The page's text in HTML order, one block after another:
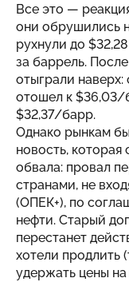
Все это —
они обрушились
рухнули до
за баррель.
отыграли
отошел к $36,03/
$32,37/барр.
Однако рынкам
новость, которая
обвала: провал
странами, не
(ОПЕК+), по
нефти. Старый
перестанет
хотели продлить
удержать цены